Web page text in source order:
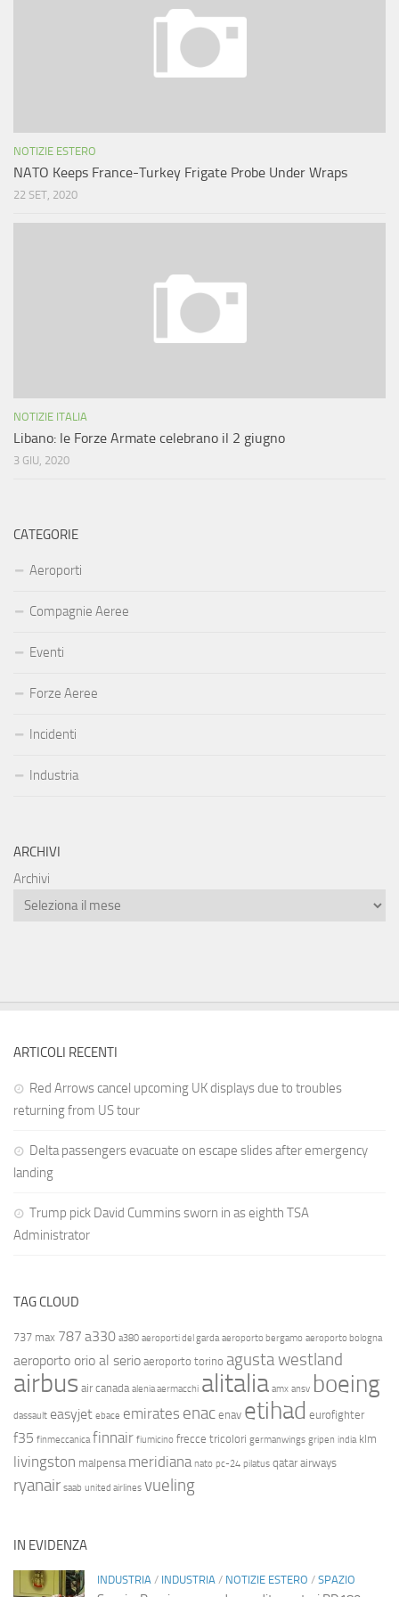
NOTIZIE ESTERO
NATO Keeps France-Turkey Frigate Probe Under Wraps
22 SET, 2020
NOTIZIE ITALIA
Libano: le Forze Armate celebrano il 2 giugno
3 GIU, 2020
CATEGORIE
Aeroporti
Compagnie Aeree
Eventi
Forze Aeree
Incidenti
Industria
ARCHIVI
Archivi
ARTICOLI RECENTI
Red Arrows cancel upcoming UK displays due to troubles
returning from US tour
Delta passengers evacuate on escape slides after emergency
landing
Trump pick David Cummins sworn in as eighth TSA
Administrator
TAG CLOUD
737 max 787 a330 a380 aeroporti del garda aeroporto bergamo aeroporto bologna
aeroporto orio al serio aeroporto torino agusta westland
airbus air canada alenia aermacchi alitalia amx ansv boeing
dassault easyjet ebace emirates enac enav etihad eurofighter
f35 finmeccanica finnair fiumicino frecce tricolori germanwings gripen india klm
livingston malpensa meridiana nato pc-24 pilatus qatar airways
ryanair saab united airlines vueling
IN EVIDENZA
INDUSTRIA / INDUSTRIA / NOTIZIE ESTERO / SPAZIO